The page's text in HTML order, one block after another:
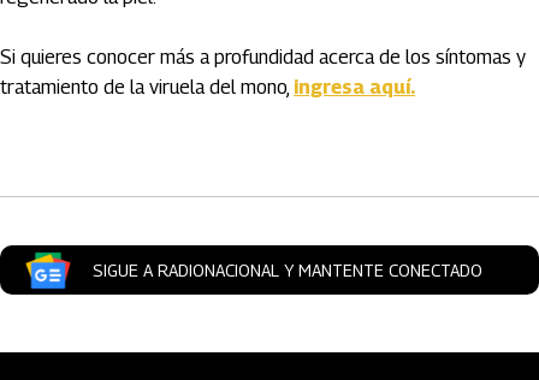
Si quieres conocer más a profundidad acerca de los síntomas y
tratamiento de la viruela del mono, ingresa aquí.
SIGUE A RADIONACIONAL Y MANTENTE CONECTADO